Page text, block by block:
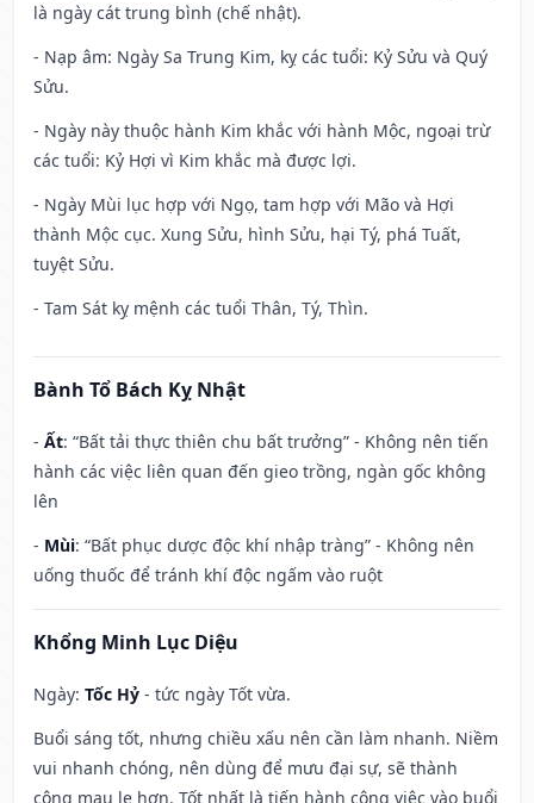
là ngày cát trung bình (chế nhật).
- Nạp âm: Ngày Sa Trung Kim, kỵ các tuổi: Kỷ Sửu và Quý
Sửu.
- Ngày này thuộc hành Kim khắc với hành Mộc, ngoại trừ
các tuổi: Kỷ Hợi vì Kim khắc mà được lợi.
- Ngày Mùi lục hợp với Ngọ, tam hợp với Mão và Hợi
thành Mộc cục. Xung Sửu, hình Sửu, hại Tý, phá Tuất,
tuyệt Sửu.
- Tam Sát kỵ mệnh các tuổi Thân, Tý, Thìn.
Bành Tổ Bách Kỵ Nhật
- Ất: “Bất tải thực thiên chu bất trưởng” - Không nên tiến
hành các việc liên quan đến gieo trồng, ngàn gốc không
lên
- Mùi: “Bất phục dược độc khí nhập tràng” - Không nên
uống thuốc để tránh khí độc ngấm vào ruột
Khổng Minh Lục Diệu
Ngày: Tốc Hỷ - tức ngày Tốt vừa.
Buổi sáng tốt, nhưng chiều xấu nên cần làm nhanh. Niềm
vui nhanh chóng, nên dùng để mưu đại sự, sẽ thành
công mau lẹ hơn. Tốt nhất là tiến hành công việc vào buổi